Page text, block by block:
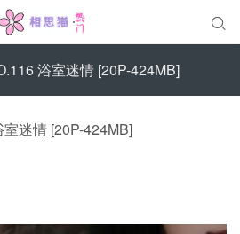

浴室迷情 [20P-424MB]
迷情 [20P-424MB]